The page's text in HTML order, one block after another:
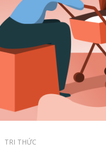
TRI THỨC⠀